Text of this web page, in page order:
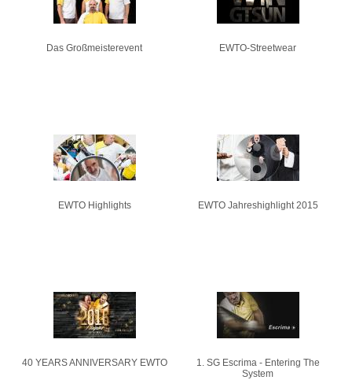
Das Großmeisterevent EWTO-Streetwear
EWTO Highlights EWTO Jahreshighlight 2015
40 YEARS ANNIVERSARY EWTO
1. SG Escrima - Entering The
System